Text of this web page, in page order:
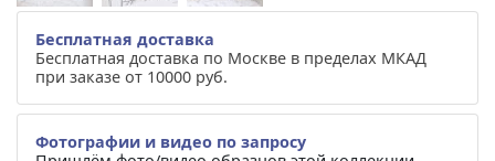
Бесплатная доставка
Бесплатная доставка по Москве в пределах МКАД
при заказе от 10000 руб.
Фотографии и видео по запросу